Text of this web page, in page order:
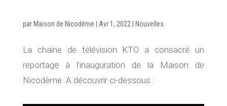
par Maison de Nicodème Avr 1, 2022 Nouvelles
La chaine de télévision KTO a consacré un
reportage à l’inauguration de la Maison de
Nicodème. A découvrir ci-dessous :